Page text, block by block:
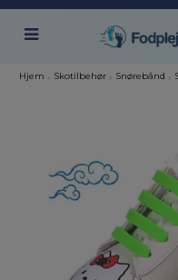
Hjem › Skotilbehør › Snørebånd ›